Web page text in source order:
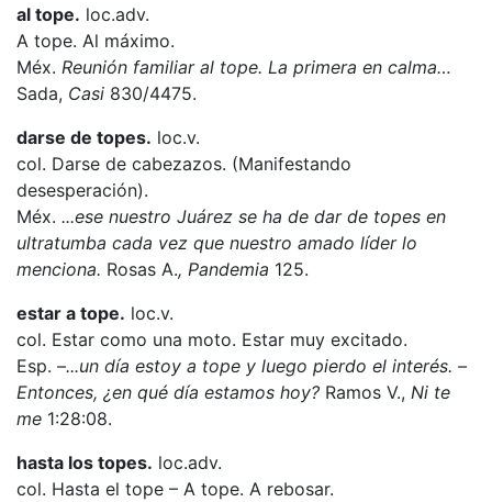
al tope. loc.adv.
A tope. Al máximo.
Méx. Reunión familiar al tope. La primera en calma…
Sada, Casi 830/4475.
darse de topes. loc.v.
col. Darse de cabezazos. (Manifestando
desesperación).
Méx. ...ese nuestro Juárez se ha de dar de topes en
ultratumba cada vez que nuestro amado líder lo
menciona. Rosas A., Pandemia 125.
estar a tope. loc.v.
col. Estar como una moto. Estar muy excitado.
Esp. –...un día estoy a tope y luego pierdo el interés. –
Entonces, ¿en qué día estamos hoy? Ramos V., Ni te
me 1:28:08.
hasta los topes. loc.adv.
col. Hasta el tope – A tope. A rebosar.